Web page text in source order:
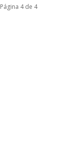
Página 4 de 4